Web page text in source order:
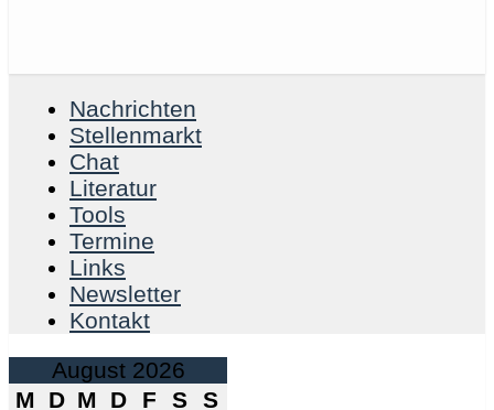
Nachrichten
Stellenmarkt
Chat
Literatur
Tools
Termine
Links
Newsletter
Kontakt
August 2026
M
D M D F S S